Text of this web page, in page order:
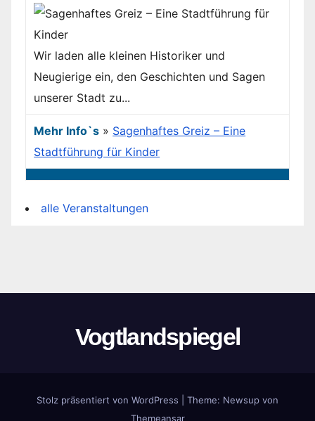
Wir laden alle kleinen Historiker und
Neugierige ein, den Geschichten und Sagen
unserer Stadt zu...
Mehr Info`s » Sagenhaftes Greiz – Eine
Stadtführung für Kinder
alle Veranstaltungen
Vogtlandspiegel
Stolz präsentiert von WordPress Theme: Newsup von
Themeansar